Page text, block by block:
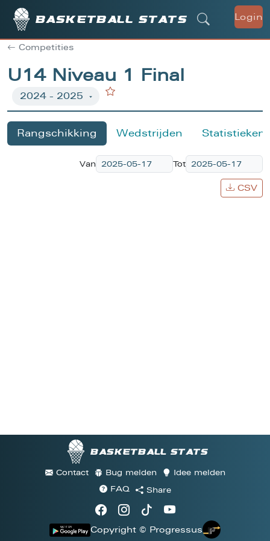
Basketball stats Login
Competities
U14 Niveau 1 Final
Rangschikking Wedstrijden Statistieken
Van Tot
CSV
Basketball stats
Contact Bug melden
Idee melden
FAQ
Share
Copyright © Progressus